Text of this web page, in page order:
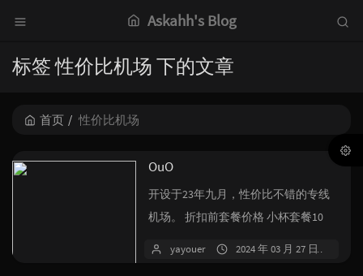
Askahh's Blog
标签 性价比机场 下的文章
首页 性价比机场
OuO
开设于23年九月，性价比不错的专线
机场。 折扣前套餐价格 小杯套餐10
yayouer 2024 年 03 月 27 日